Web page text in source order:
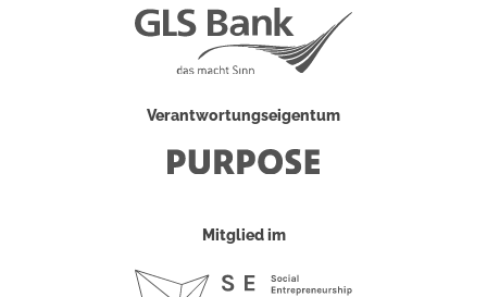
Verantwortungseigentum
Mitglied im